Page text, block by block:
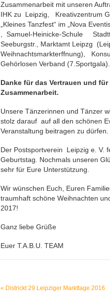
Zusammenarbeit mit unseren
IHK zu Leipzig, Kreativzentrum
„Kleines Tanzfest“ im „Nova
, Samuel-Heinicke-Schule
Seeburgstr., Marktamt Leipzg
Weihnachtsmarkterffnung),
Gehörlosen Verband (7.Sportgala).
Danke für das Vertrauen und
Zusammenarbeit.
Unsere Tänzerinnen und Tänzer
stolz darauf auf all den schönen
Veranstaltung beitragen zu dürfen.
Der Postsportverein Leipzig e. V.
Geburtstag. Nochmals unseren
sehr für Eure Unterstützung.
Wir wünschen Euch, Euren
traumhaft schöne Weihnachten
2017!
Ganz liebe Grüße
Euer T.A.B.U. TEAM
« Districkt 29 Leipziger Markttage 2016